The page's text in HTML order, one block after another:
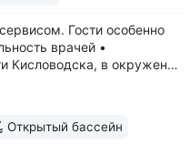
Гости особенно
врачей •
Кисловодска, в окружении
• Территория 3,2 га
Открытый бассейн